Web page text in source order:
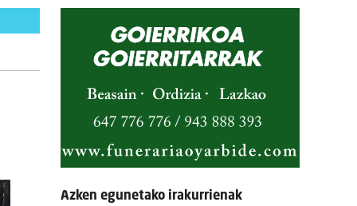
Azken egunetako irakurrienak